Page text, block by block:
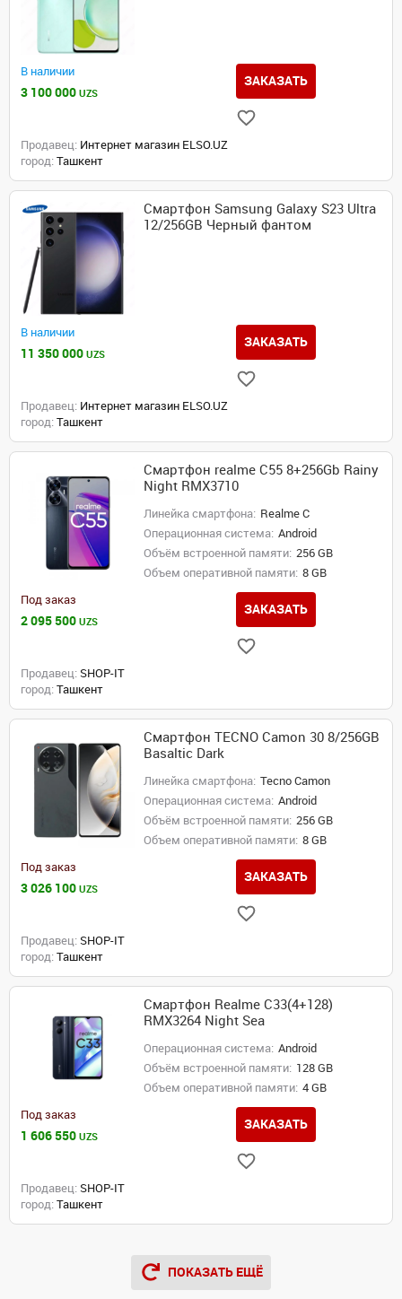
В наличии
3 100 000 UZS
ЗАКАЗАТЬ
Продавец: Интернет магазин ELSO.UZ
город: Ташкент
Смартфон Samsung Galaxy S23 Ultra
12/256GB Черный фантом
В наличии
11 350 000 UZS
ЗАКАЗАТЬ
Продавец: Интернет магазин ELSO.UZ
город: Ташкент
Смартфон realme C55 8+256Gb Rainy
Night RMX3710
Линейка смартфона: Realme C
Операционная система: Android
Объём встроенной памяти: 256 GB
Объем оперативной памяти: 8 GB
Под заказ
2 095 500 UZS
ЗАКАЗАТЬ
Продавец: SHOP-IT
город: Ташкент
Смартфон TECNO Camon 30 8/256GB
Basaltic Dark
Линейка смартфона: Tecno Camon
Операционная система: Android
Объём встроенной памяти: 256 GB
Объем оперативной памяти: 8 GB
Под заказ
3 026 100 UZS
ЗАКАЗАТЬ
Продавец: SHOP-IT
город: Ташкент
Смартфон Realme C33(4+128)
RMX3264 Night Sea
Операционная система: Android
Объём встроенной памяти: 128 GB
Объем оперативной памяти: 4 GB
Под заказ
1 606 550 UZS
ЗАКАЗАТЬ
Продавец: SHOP-IT
город: Ташкент
ПОКАЗАТЬ ЕЩЁ